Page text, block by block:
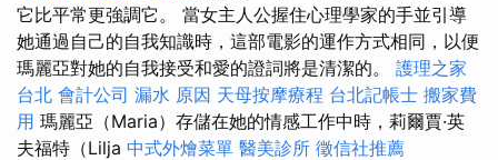
它比平常更強調它。 當女主人公握住心理學家的手並引導
她通過自己的自我知識時，這部電影的運作方式相同，以便
瑪麗亞對她的自我接受和愛的證詞將是清潔的。 護理之家
台北 會計公司 漏水 原因 天母按摩療程 台北記帳士 搬家費
用 瑪麗亞（Maria）存儲在她的情感工作中時，莉爾賈·英
夫福特（Lilja 中式外燴菜單 醫美診所 徵信社推薦